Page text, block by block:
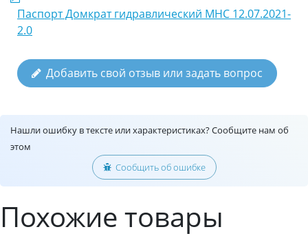
Паспорт Домкрат гидравлический MHC 12.07.2021-
2.0
Добавить свой отзыв или задать вопрос
Нашли ошибку в тексте или характеристиках? Сообщите нам об
этом
Сообщить об ошибке
Похожие товары